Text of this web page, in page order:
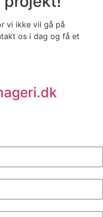
vi ikke vil gå på
os i dag og få et